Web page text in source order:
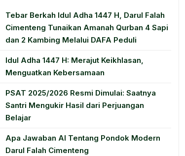
Tebar Berkah Idul Adha 1447 H, Darul Falah
Cimenteng Tunaikan Amanah Qurban 4 Sapi
dan 2 Kambing Melalui DAFA Peduli
Idul Adha 1447 H: Merajut Keikhlasan,
Menguatkan Kebersamaan
PSAT 2025/2026 Resmi Dimulai: Saatnya
Santri Mengukir Hasil dari Perjuangan
Belajar
Apa Jawaban AI Tentang Pondok Modern
Darul Falah Cimenteng